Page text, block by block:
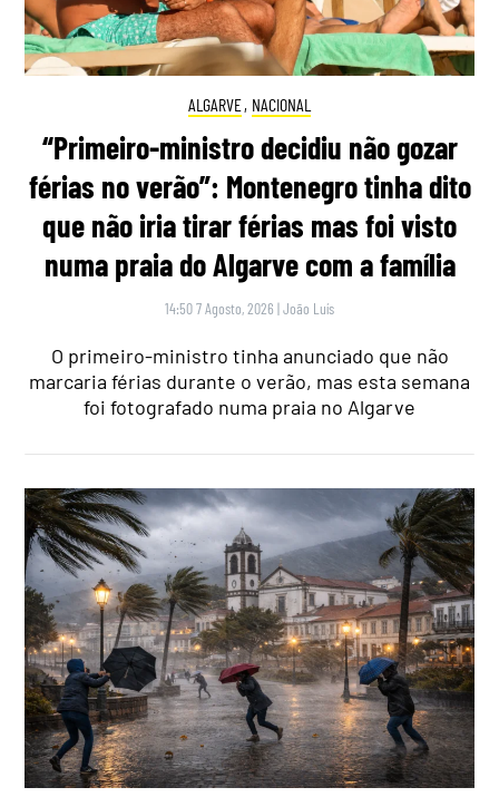
ALGARVE, NACIONAL
“Primeiro-ministro decidiu não gozar
férias no verão”: Montenegro tinha dito
que não iria tirar férias mas foi visto
numa praia do Algarve com a família
14:50 7 Agosto, 2026 |João Luís
O primeiro-ministro tinha anunciado que não
marcaria férias durante o verão, mas esta semana
foi fotografado numa praia no Algarve